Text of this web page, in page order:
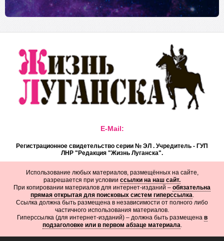
E-Mail:
Регистрационное свидетельство серии № ЭЛ . Учредитель - ГУП
ЛНР "Редакция "Жизнь Луганска".
Использование любых материалов, размещённых на сайте,
разрешается при условии ссылки на наш сайт.
При копировании материалов для интернет-изданий – обязательна
прямая открытая для поисковых систем гиперссылка.
Ссылка должна быть размещена в независимости от полного либо
частичного использования материалов.
Гиперссылка (для интернет-изданий) – должна быть размещена в
подзаголовке или в первом абзаце материала.